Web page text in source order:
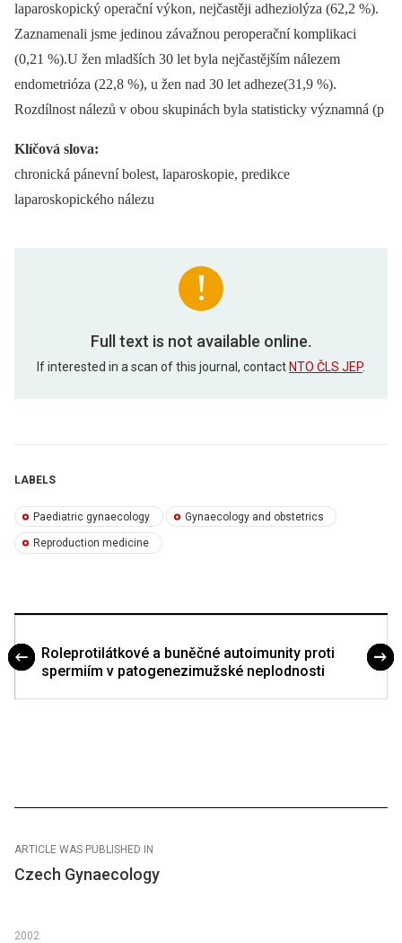
laparoskopický operační výkon, nejčastěji adheziolýza (62,2 %).
Zaznamenali jsme jedinou závažnou peroperační komplikaci
(0,21 %).U žen mladších 30 let byla nejčastějším nálezem
endometrióza (22,8 %), u žen nad 30 let adheze(31,9 %).
Rozdílnost nálezů v obou skupinách byla statisticky významná (p
Klíčová slova:
chronická pánevní bolest, laparoskopie, predikce
laparoskopického nálezu
Full text is not available online.
If interested in a scan of this journal, contact NTO ČLS JEP.
LABELS
Paediatric gynaecology Gynaecology and obstetrics
Reproduction medicine
Roleprotilátkové a buněčné autoimunity proti
spermiím v patogenezimužské neplodnosti
ARTICLE WAS PUBLISHED IN
Czech Gynaecology
2002